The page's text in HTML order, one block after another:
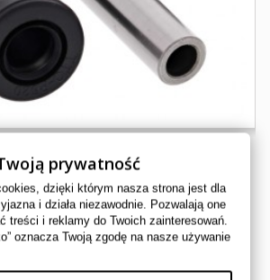
WAHACZA PRZEDNIEGO...
50-1130
ALL BALLS
prywatność
dzięki którym nasza strona jest dla
i działa niezawodnie. Pozwalają one
treści i reklamy do Twoich zainteresowań.
oznacza Twoją zgodę na nasze używanie